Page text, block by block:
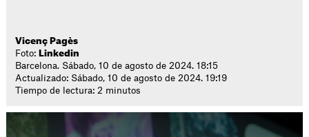
Vicenç Pagès
Foto: Linkedin
Barcelona. Sábado, 10 de agosto de 2024. 18:15
Actualizado: Sábado, 10 de agosto de 2024. 19:19
Tiempo de lectura: 2 minutos